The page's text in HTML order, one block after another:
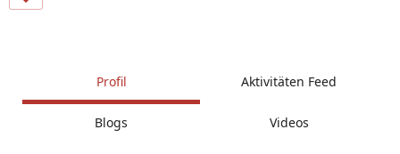
Profil Aktivitäten Feed
Blogs Videos